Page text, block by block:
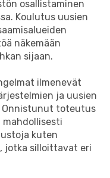
osallistaminen
Koulutus uusien
näkemään
sijaan.
ilmenevät
ja uusien
Onnistunut toteutus
kuten
jotka silloittavat eri